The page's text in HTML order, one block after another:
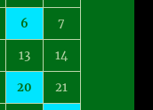
6 7
13 14
20 21